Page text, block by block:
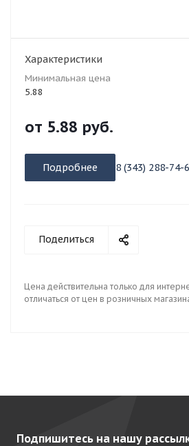
Характеристики
Минимальная цена
5.88
от 5.88 руб.
Подробнее 8 (343) 288-74-
Поделиться
Цена действительна только для
отличаться от цен в розничных
Подпишитесь на нашу